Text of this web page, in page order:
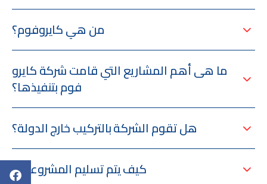
من هي كايروفوم؟
ما هى أهم المشاريع التي قامت شركة كايرو
فوم بتنفيذها؟
هل تقوم الشركة بالتركيب خارج الدولة؟
كيف يتم تسليم المشروعات؟